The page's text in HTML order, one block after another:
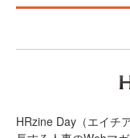
HRzine Day（エイチ